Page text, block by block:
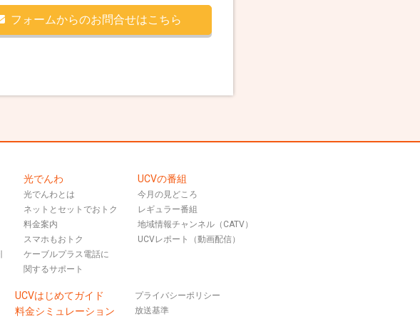
フォームからのお問合せはこちら
光でんわ
光でんわとは
ネットとセットでおトク
料金案内
スマホもおトク
ケーブルプラス電話に
関するサポート
UCVの番組
今月の見どころ
レギュラー番組
地域情報チャンネル（CATV）
UCVレポート（動画配信）
UCVはじめてガイド
料金シミュレーション
プライバシーポリシー
放送基準